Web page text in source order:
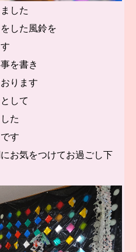
した
した風鈴を
を書き
ります
して
た
す
お気をつけてお過ごし下